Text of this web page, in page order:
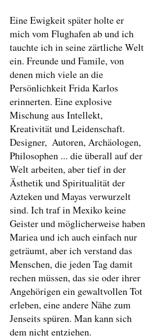
Eine Ewigkeit später holte er
mich vom Flughafen ab und ich
tauchte ich in seine zärtliche Welt
ein. Freunde und Famile, von
denen mich viele an die
Persönlichkeit Frida Karlos
erinnerten. Eine explosive
Mischung aus Intellekt,
Kreativität und Leidenschaft.
Designer, Autoren, Archäologen,
Philosophen ... die überall auf der
Welt arbeiten, aber tief in der
Ästhetik und Spiritualität der
Azteken und Mayas verwurzelt
sind. Ich traf in Mexiko keine
Geister und möglicherweise haben
Mariea und ich auch einfach nur
geträumt, aber ich verstand das
Menschen, die jeden Tag damit
rechen müssen, das sie oder ihrer
Angehörigen ein gewaltvollen Tot
erleben, eine andere Nähe zum
Jenseits spüren. Man kann sich
dem nicht entziehen.